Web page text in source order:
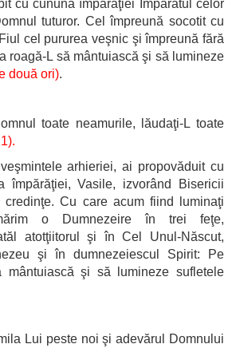
cu cununa împărăţiei Împăratul celor
tuturor. Cel împreună socotit cu
cel pururea veşnic şi împreună fără
roagă-L să mântuiască şi să lumineze
două ori).
toate neamurile, lăudaţi-L toate
arhieriei, ai propovăduit cu
împărăţiei, Vasile, izvorând Bisericii
credinţe. Cu care acum fiind luminaţi
o Dumnezeire în trei feţe,
atotţiitorul şi în Cel Unul-Născut,
şi în dumnezeiescul Spirit: Pe
şi să lumineze sufletele
Lui peste noi şi adevărul Domnului